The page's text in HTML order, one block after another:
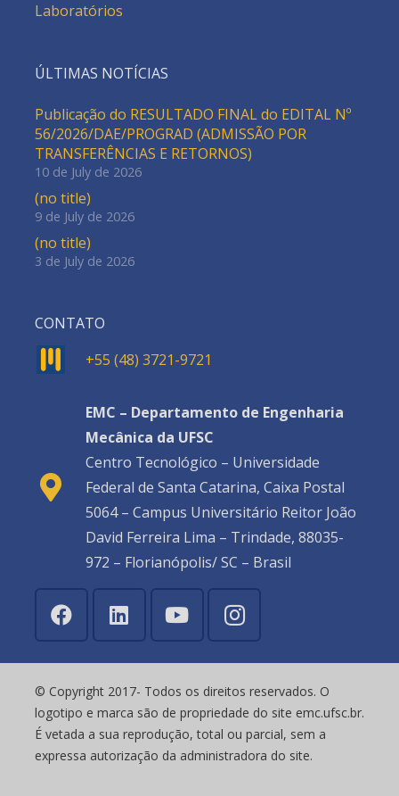
Laboratórios
ÚLTIMAS NOTÍCIAS
Publicação do RESULTADO FINAL do EDITAL Nº
56/2026/DAE/PROGRAD (ADMISSÃO POR
TRANSFERÊNCIAS E RETORNOS)
10 de July de 2026
(no title)
9 de July de 2026
(no title)
3 de July de 2026
CONTATO
+55 (48) 3721-9721
EMC – Departamento de Engenharia
Mecânica da UFSC
Centro Tecnológico – Universidade
Federal de Santa Catarina, Caixa Postal
5064 – Campus Universitário Reitor João
David Ferreira Lima – Trindade, 88035-
972 – Florianópolis/ SC – Brasil
© Copyright 2017- Todos os direitos reservados. O
logotipo e marca são de propriedade do site emc.ufsc.br.
É vetada a sua reprodução, total ou parcial, sem a
expressa autorização da administradora do site.